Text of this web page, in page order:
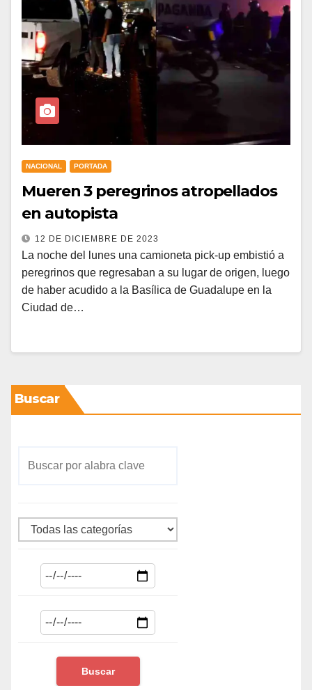
NACIONAL PORTADA
Mueren 3 peregrinos atropellados
en autopista
12 DE DICIEMBRE DE 2023
La noche del lunes una camioneta pick-up embistió a
peregrinos que regresaban a su lugar de origen, luego
de haber acudido a la Basílica de Guadalupe en la
Ciudad de…
Buscar